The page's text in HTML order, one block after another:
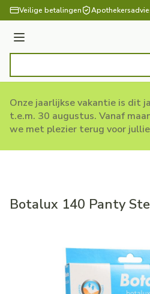
Ga naar de inhoud
Veilige betalingen
Menu
Onze jaarlijkse vakantie is dit
t.e.m. 30 augustus. Vanaf
we met plezier terug voor
Botalux 140 Panty